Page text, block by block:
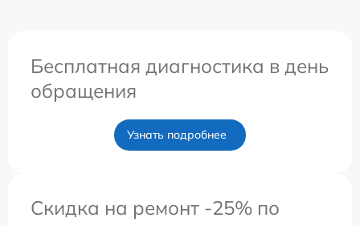
Бесплатная диагностика в день
обращения
Узнать подробнее
Скидка на ремонт -25% по